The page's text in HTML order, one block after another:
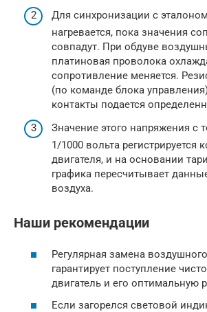
Для синхронизации с
нагревается, пока значения
совпадут. При обдуве
платиновая проволока
сопротивление меняется.
(по команде блока
контакты подается
Значение этого напряжения с
1/1000 вольта регистрируется
двигателя, и на основании
графика пересчитывает
воздуха.
Наши рекомендации
Регулярная замена
гарантирует поступление
двигатель и его оптимальную
Если загорелся световой